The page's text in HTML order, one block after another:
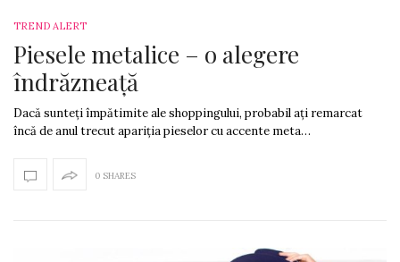
TREND ALERT
Piesele metalice – o alegere
îndrăzneață
Dacă sunteți împătimite ale shoppingului, probabil ați remarcat
încă de anul trecut apariția pieselor cu accente meta…
0 SHARES